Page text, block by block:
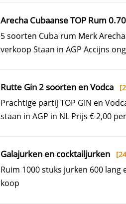
Arecha Cubaanse TOP Rum
5 soorten Cuba rum Merk
verkoop Staan in AGP Accijns
Rutte Gin 2 soorten en Vodca
Prachtige partij TOP GIN en
staan in AGP in NL Prijs € 2,00
Galajurken en cocktailjurken
Ruim 1000 stuks jurken 600 lang
koop